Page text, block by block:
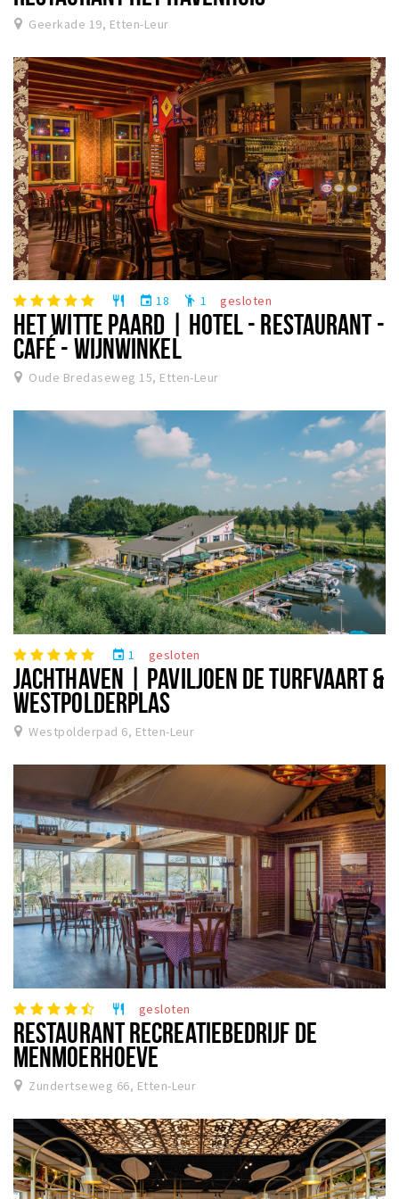
Geerkade 19, Etten-Leur
restaurant event 18 emoji_people 1 gesloten
HET WITTE PAARD | HOTEL - RESTAURANT -
CAFÉ - WIJNWINKEL
Oude Bredaseweg 15, Etten-Leur
event 1 gesloten
JACHTHAVEN | PAVILJOEN DE TURFVAART &
WESTPOLDERPLAS
Westpolderpad 6, Etten-Leur
restaurant gesloten
RESTAURANT RECREATIEBEDRIJF DE
MENMOERHOEVE
Zundertseweg 66, Etten-Leur